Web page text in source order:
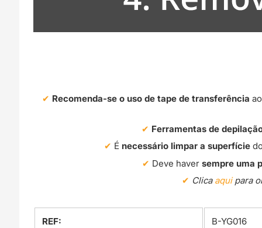
Recomenda-se o uso de tape de transferência
Ferramentas de
É necessário limpar a superfície
Deve haver sempre uma
Clica aquipara
REF: B-YG016